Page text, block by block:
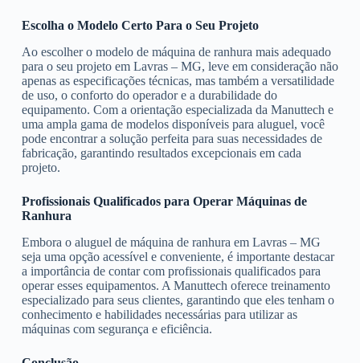
Escolha o Modelo Certo Para o Seu Projeto
Ao escolher o modelo de máquina de ranhura mais adequado
para o seu projeto em Lavras – MG, leve em consideração não
apenas as especificações técnicas, mas também a versatilidade
de uso, o conforto do operador e a durabilidade do
equipamento. Com a orientação especializada da Manuttech e
uma ampla gama de modelos disponíveis para aluguel, você
pode encontrar a solução perfeita para suas necessidades de
fabricação, garantindo resultados excepcionais em cada
projeto.
Profissionais Qualificados para Operar Máquinas de
Ranhura
Embora o aluguel de máquina de ranhura em Lavras – MG
seja uma opção acessível e conveniente, é importante destacar
a importância de contar com profissionais qualificados para
operar esses equipamentos. A Manuttech oferece treinamento
especializado para seus clientes, garantindo que eles tenham o
conhecimento e habilidades necessárias para utilizar as
máquinas com segurança e eficiência.